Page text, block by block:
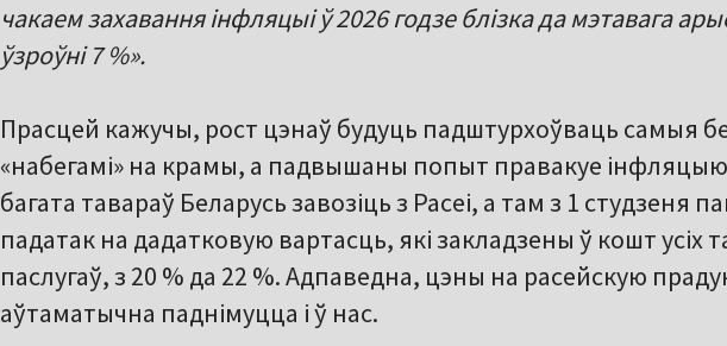
чакаем захавання інфляцыі ў 2026 годзе блізка да мэтавага
ўзроўні 7 %».
Прасцей кажучы, рост цэнаў будуць падштурхоўваць самыя
«набегамі» на крамы, а падвышаны попыт правакуе
багата тавараў Беларусь завозіць з Расеі, а там з 1 студзеня
падатак на дадатковую вартасць, які закладзены ў кошт усіх
паслугаў, з 20 % да 22 %. Адпаведна, цэны на расейскую
аўтаматычна паднімуцца і ў нас.